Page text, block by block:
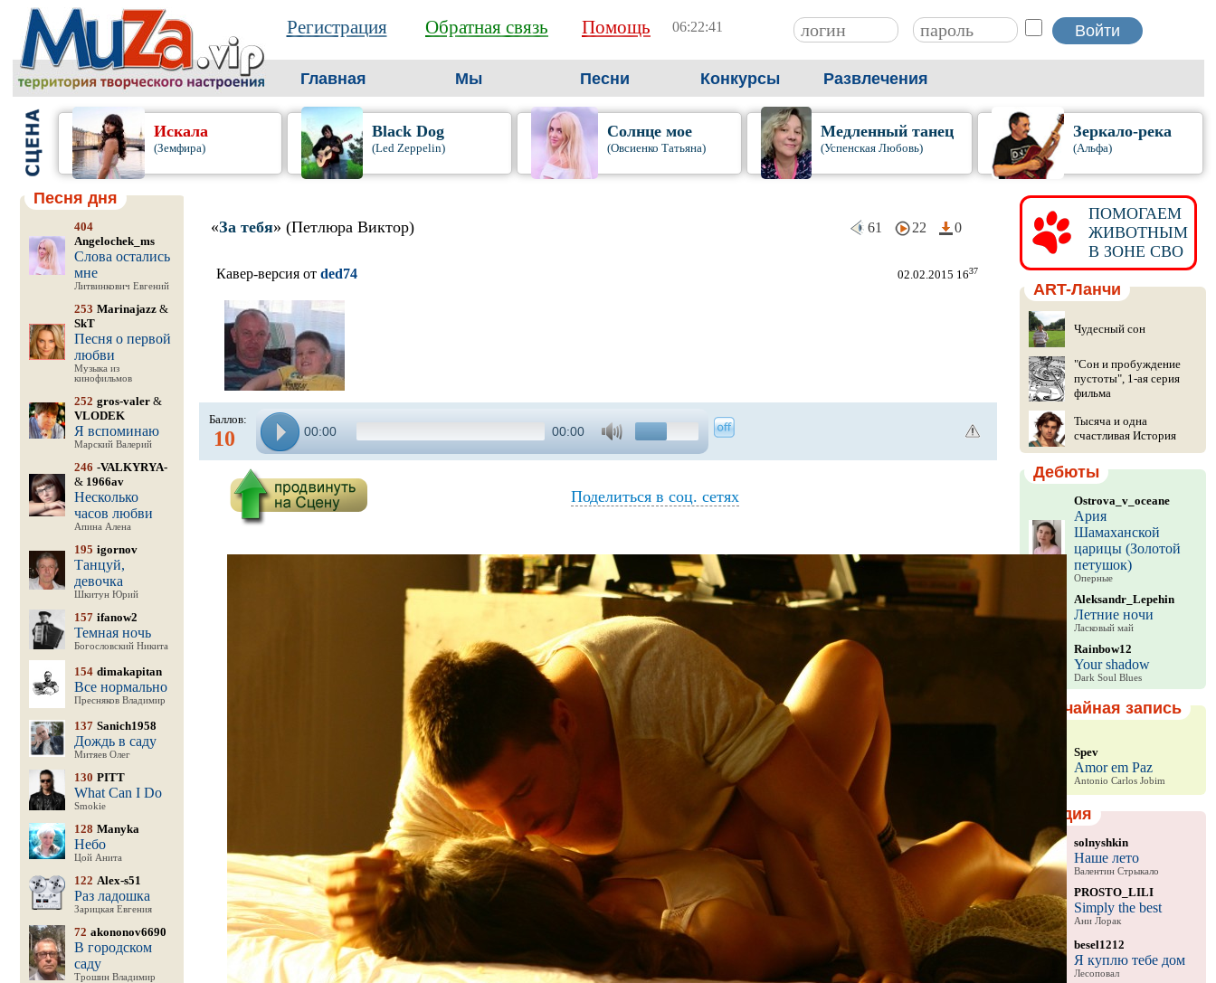
Регистрация Обратная связь Помощь 06:22:42
Главная Мы Песни Конкурсы Развлечения
Искала
(Земфира)
Black Dog
(Led Zeppelin)
Солнце мое
(Овсиенко Татьяна)
Медленный танец
(Успенская Любовь)
Зеркало-река
(Альфа)
Песня дня
404
Angelochek_ms
Слова остались
мне
Литвинкович Евгений
253 Marinajazz&
SkT
Песня о первой
любви
Музыка из
кинофильмов
252 gros-valer&
VLODEK
Я вспоминаю
Марский Валерий
246 -VALKYRYA-
& 1966av
Несколько
часов любви
Апина Алена
195 igornov
Танцуй,
девочка
Шкитун Юрий
157 ifanow2
Темная ночь
Богословский Никита
154 dimakapitan
Все нормально
Пресняков Владимир
137 Sanich1958
Дождь в саду
Митяев Олег
130 PITT
What Can I Do
Smokie
128 Manyka
Небо
Цой Анита
122 Alex-s51
Раз ладошка
Зарицкая Евгения
72 akononov6690
В городском
саду
Трошин Владимир
«За тебя» (Петлюра Виктор) 61 22 0
Кавер-версия от ded74 02.02.2015 1637
Баллов:
10 00:00 00:00
Поделиться в соц. сетях
ПОМОГАЕМ
ЖИВОТНЫМ
В ЗОНЕ СВО
ART-Ланчи
Чудесный сон
"Сон и пробуждение
пустоты", 1-ая серия
фильма
Тысяча и одна
счастливая История
Дебюты
Ostrova_v_oceane
Ария
Шамаханской
царицы (Золотой
петушок)
Оперные
Aleksandr_Lepehin
Летние ночи
Ласковый май
Rainbow12
Your shadow
Dark Soul Blues
Случайная запись
Spev
Amor em Paz
Antonio Carlos Jobim
Студия
solnyshkin
Наше лето
Валентин Стрыкало
PROSTO_LILI
Simply the best
Ани Лорак
besel1212
Я куплю тебе дом
Лесоповал